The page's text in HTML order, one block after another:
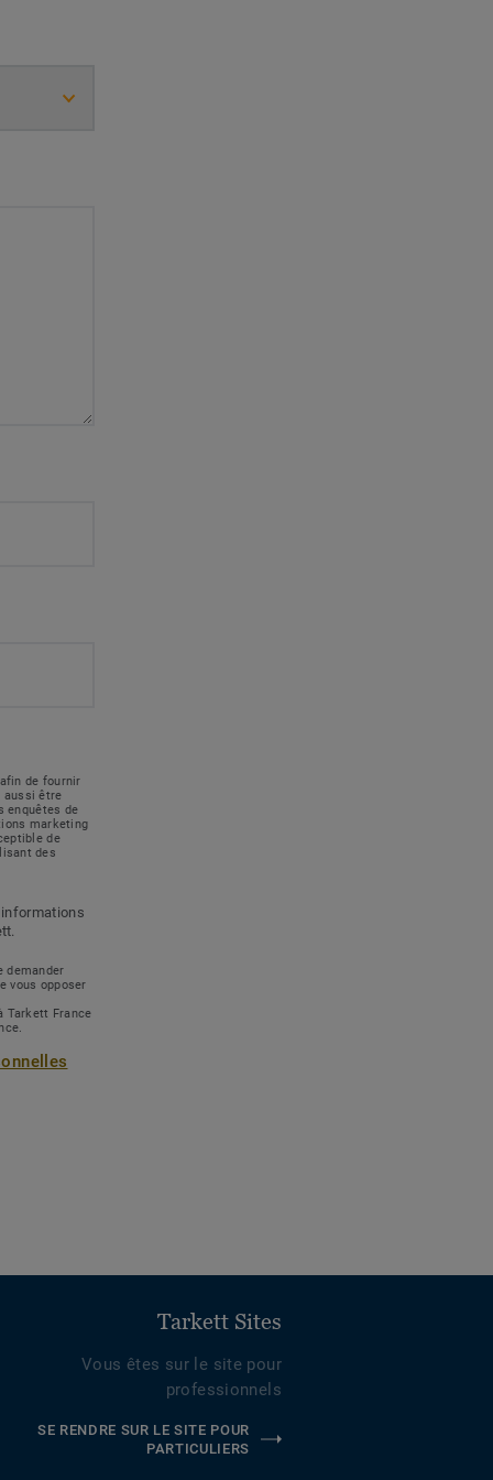
de fournir
aussi être
enquêtes de
marketing
de
des
demander
vous opposer
Tarkett France
Tarkett Sites
Vous êtes sur le site pour
professionnels
SE RENDRE SUR LE SITE POUR
PARTICULIERS